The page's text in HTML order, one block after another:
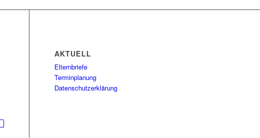
AKTUELL
Elternbriefe
Terminplanung
Datenschutzerklärung